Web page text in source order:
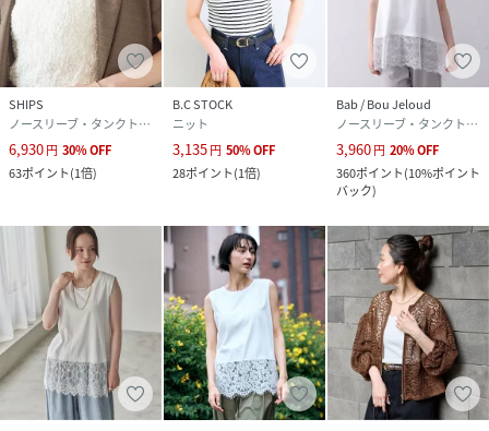
SHIPS
ノースリーブ・タンクトップ
6,930円 30%OFF
63ポイント(1倍)
B.C STOCK
ニット
3,135円 50%OFF
28ポイント(1倍)
Bab / Bou Jeloud
ノースリーブ・タンクトップ
3,960円 20%OFF
360ポイント(10%ポイント
バック)